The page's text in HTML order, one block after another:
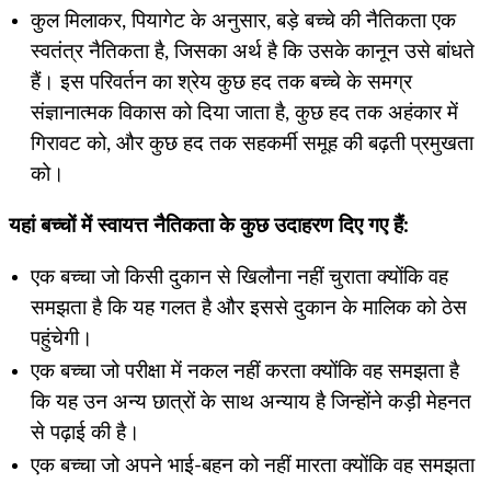
कुल मिलाकर, पियागेट के अनुसार, बड़े बच्चे की नैतिकता एक
स्वतंत्र नैतिकता है, जिसका अर्थ है कि उसके कानून उसे बांधते
हैं। इस परिवर्तन का श्रेय कुछ हद तक बच्चे के समग्र
संज्ञानात्मक विकास को दिया जाता है, कुछ हद तक अहंकार में
गिरावट को, और कुछ हद तक सहकर्मी समूह की बढ़ती प्रमुखता
को।
यहां बच्चों में स्वायत्त नैतिकता के कुछ उदाहरण दिए गए हैं:
एक बच्चा जो किसी दुकान से खिलौना नहीं चुराता क्योंकि वह
समझता है कि यह गलत है और इससे दुकान के मालिक को ठेस
पहुंचेगी।
एक बच्चा जो परीक्षा में नकल नहीं करता क्योंकि वह समझता है
कि यह उन अन्य छात्रों के साथ अन्याय है जिन्होंने कड़ी मेहनत
से पढ़ाई की है।
एक बच्चा जो अपने भाई-बहन को नहीं मारता क्योंकि वह समझता